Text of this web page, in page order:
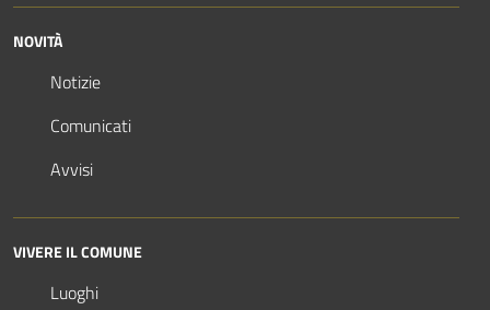
NOVITÀ
Notizie
Comunicati
Avvisi
VIVERE IL COMUNE
Luoghi